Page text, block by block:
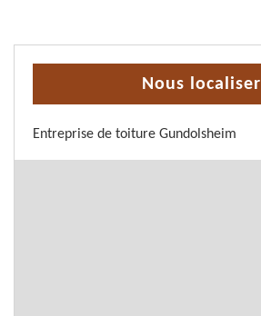
Nous localiser
Entreprise de toiture Gundolsheim